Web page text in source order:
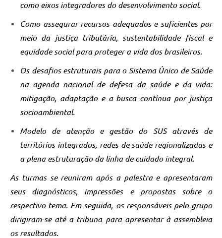
como eixos integradores do desenvolvimento social.
Como assegurar recursos adequados e suficientes por
meio da justiça tributária, sustentabilidade fiscal e
equidade social para proteger a vida dos brasileiros.
Os desafios estruturais para o Sistema Único de Saúde
na agenda nacional de defesa da saúde e da vida:
mitigação, adaptação e a busca contínua por justiça
socioambiental.
Modelo de atenção e gestão do SUS através de
territórios integrados, redes de saúde regionalizadas e
a plena estruturação da linha de cuidado integral.
As turmas se reuniram após a palestra e apresentaram
seus diagnósticos, impressões e propostas sobre o
respectivo tema. Em seguida, os responsáveis pelo grupo
dirigiram-se até a tribuna para apresentar à assembleia
os resultados.